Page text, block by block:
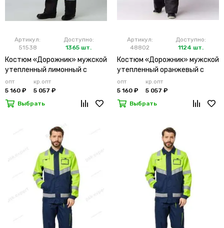
Артикул:
51538
Доступно:
1365 шт.
Костюм «Дорожник» мужской
утепленный лимонный с
брюками
опт
5 160 ₽
кр.опт
5 057 ₽
Выбрать
Артикул:
48802
Доступно:
1124 шт.
Костюм «Дорожник» мужской
утепленный оранжевый с
брюками
опт
5 160 ₽
кр.опт
5 057 ₽
Выбрать